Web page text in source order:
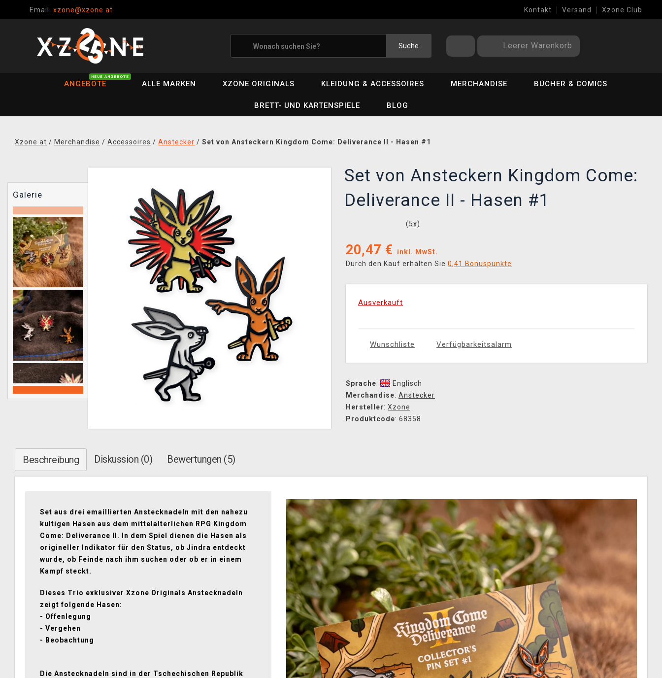
Email: xzone@xzone.at Kontakt Versand Xzone Club
Suche Leerer Warenkorb
ANGEBOTE
NEUE ANGEBOTE
ALLE MARKEN XZONE ORIGINALS KLEIDUNG & ACCESSOIRES MERCHANDISE BÜCHER & COMICS
BRETT- UND KARTENSPIELE BLOG
Xzone.at / Merchandise / Accessoires / Anstecker / Set von Ansteckern Kingdom Come: Deliverance II - Hasen #1
Galerie
Set von Ansteckern Kingdom Come:
Deliverance II - Hasen #1
(5x)
20,47 €
inkl. MwSt.
Durch den Kauf erhalten Sie 0,41 Bonuspunkte
Ausverkauft
Wunschliste Verfügbarkeitsalarm
Sprache:
Englisch
Merchandise: Anstecker
Hersteller: Xzone
Produktcode: 68358
Beschreibung Diskussion (0) Bewertungen (5)
Set aus drei emaillierten Anstecknadeln mit den nahezu
kultigen Hasen aus dem mittelalterlichen RPG Kingdom
Come: Deliverance II. In dem Spiel dienen die Hasen als
origineller Indikator für den Status, ob Jindra entdeckt
wurde, ob Feinde nach ihm suchen oder ob er in einem
Kampf steckt.
Dieses Trio exklusiver Xzone Originals Anstecknadeln
zeigt folgende Hasen:
- Offenlegung
- Vergehen
- Beobachtung
Die Anstecknadeln sind in der Tschechischen Republik